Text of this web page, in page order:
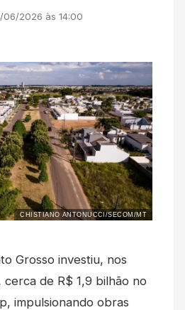
06/2026 às 14:00
CHISTIANO ANTONUCCI/SECOM/MT
Grosso investiu, nos
cerca de R$ 1,9 bilhão no
impulsionando obras